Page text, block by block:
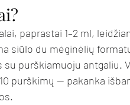
paprastai 1–2 ml,
siūlo du mėginėlių
purškiamuoju antgaliu.
purškimų — pakanka